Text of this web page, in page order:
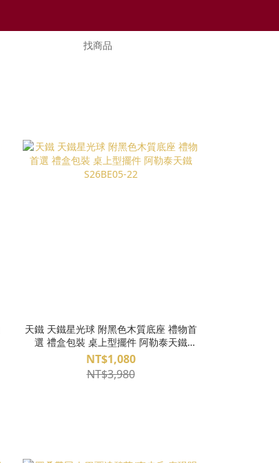
天鐵 天鐵星光球 附黑色木質底座 禮物首
選 禮盒包裝 桌上型擺件 阿勒泰天鐵
S26BE05-22
NT$1,080
NT$3,980